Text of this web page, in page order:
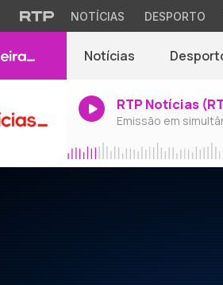
NOTÍCIAS DESPORTO
Notícias
RTP Notícias
Emissão em